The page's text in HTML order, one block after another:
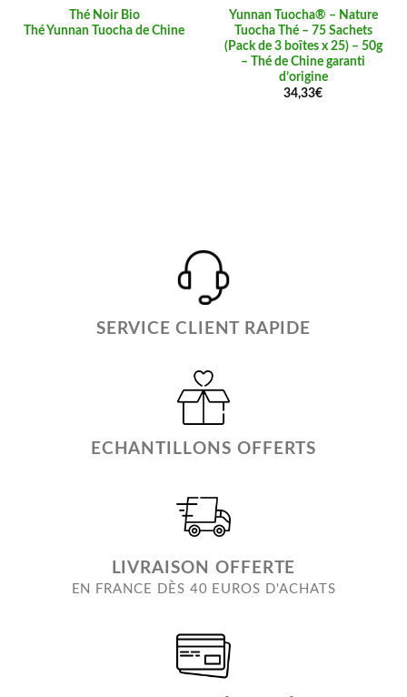
Thé Noir Bio
Thé Yunnan Tuocha de Chine
Yunnan Tuocha® – Nature
Tuocha Thé – 75 Sachets
(Pack de 3 boîtes x 25) – 50g
– Thé de Chine garanti
d’origine
34,33€
SERVICE CLIENT RAPIDE
ECHANTILLONS OFFERTS
LIVRAISON OFFERTE
EN FRANCE DÈS 40 EUROS D'ACHATS